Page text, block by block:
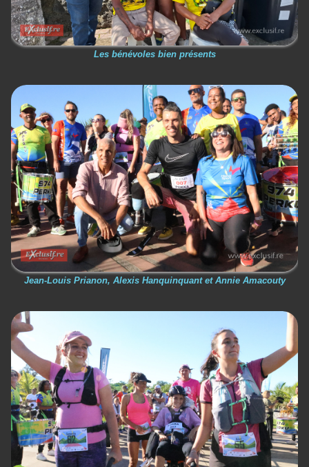
Les bénévoles bien présents
Jean-Louis Prianon, Alexis Hanquinquant et Annie Amacouty